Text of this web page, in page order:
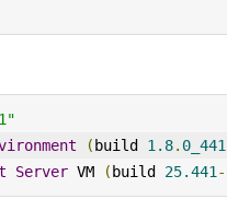
( build 1.8. 0_441
Server VM ( build 25.441 -